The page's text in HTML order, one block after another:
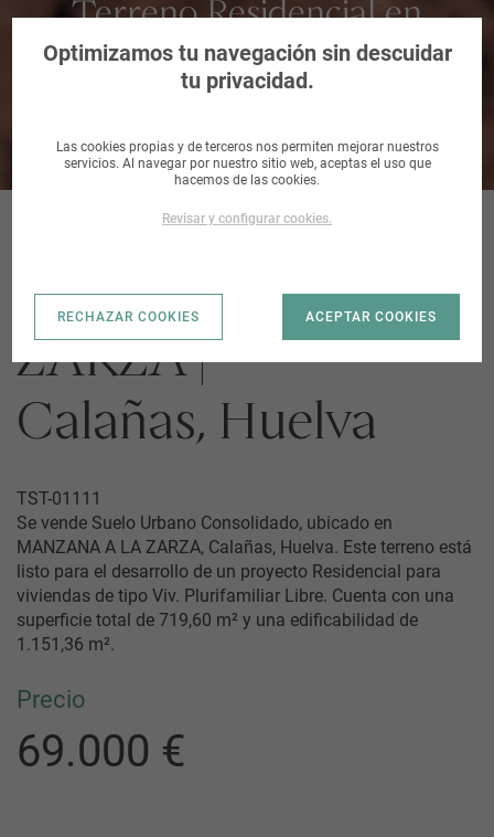
Terreno Residencial en
Calañas, Huelva
MANZANA A LA
ZARZA |
Calañas, Huelva
TST-01111
Se vende Suelo Urbano Consolidado, ubicado en
MANZANA A LA ZARZA, Calañas, Huelva. Este terreno está
listo para el desarrollo de un proyecto Residencial para
viviendas de tipo Viv. Plurifamiliar Libre. Cuenta con una
superficie total de 719,60 m² y una edificabilidad de
1.151,36 m².
Precio
69.000 €
Optimizamos tu navegación sin descuidar
tu privacidad.
Las cookies propias y de terceros nos permiten mejorar nuestros
servicios. Al navegar por nuestro sitio web, aceptas el uso que
hacemos de las cookies.
Revisar y configurar cookies.
RECHAZAR COOKIES ACEPTAR COOKIES